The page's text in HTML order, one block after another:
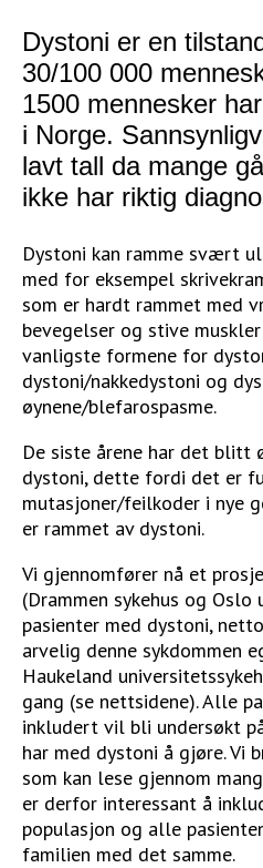
Dystoni er en
30/100 000
1500 mennesker
i Norge.
lavt tall da mange
ikke har riktig
Dystoni kan ramme svært
med for eksempel
som er hardt rammet med
bevegelser og stive
vanligste formene for
dystoni/nakkedystoni og
øynene/blefarospasme.
De siste årene har det blitt
dystoni, dette fordi det er
mutasjoner/feilkoder i nye
er rammet av dystoni.
Vi gjennomfører nå et
(Drammen sykehus og Oslo
pasienter med dystoni,
arvelig denne sykdommen
Haukeland
gang (se nettsidene). Alle
inkludert vil bli undersøkt
har med dystoni å gjøre. Vi
som kan lese gjennom
er derfor interessant å
populasjon og alle
familien med det samme.